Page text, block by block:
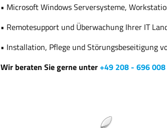
• Microsoft Windows Serversysteme,
• Remotesupport und Überwachung Ihrer IT
• Installation, Pflege und Störungsbeseitigung
Wir beraten Sie gerne unter+49 208 - 696